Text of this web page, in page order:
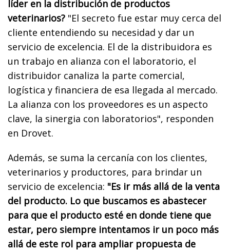
líder en la distribución de productos
veterinarios? "El secreto fue estar muy cerca del
cliente entendiendo su necesidad y dar un
servicio de excelencia. El de la distribuidora es
un trabajo en alianza con el laboratorio, el
distribuidor canaliza la parte comercial,
logística y financiera de esa llegada al mercado.
La alianza con los proveedores es un aspecto
clave, la sinergia con laboratorios", responden
en Drovet.
Además, se suma la cercanía con los clientes,
veterinarios y productores, para brindar un
servicio de excelencia: "Es ir más allá de la venta
del producto. Lo que buscamos es abastecer
para que el producto esté en donde tiene que
estar, pero siempre intentamos ir un poco más
allá de este rol para ampliar propuesta de